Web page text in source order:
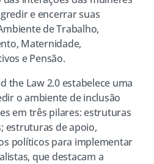
e encerrar suas
de Trabalho,
Maternidade,
e Pensão.
the Law 2.0 estabelece uma
o ambiente de inclusão
em três pilares: estruturas
estruturas de apoio,
políticos para implementar
que destacam a